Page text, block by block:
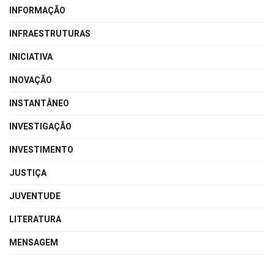
INFORMAÇÃO
INFRAESTRUTURAS
INICIATIVA
INOVAÇÃO
INSTANTÂNEO
INVESTIGAÇÃO
INVESTIMENTO
JUSTIÇA
JUVENTUDE
LITERATURA
MENSAGEM